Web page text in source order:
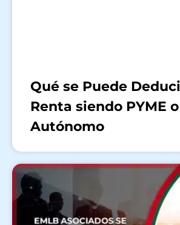
Qué se Puede
Renta siendo PYME o
Autónomo